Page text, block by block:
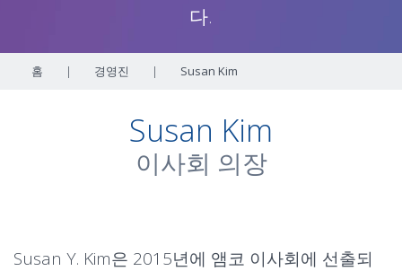
다.
홈 | 경영진 | Susan Kim
Susan Kim
이사회 의장
Susan Y. Kim은 2015년에 앰코 이사회에 선출되